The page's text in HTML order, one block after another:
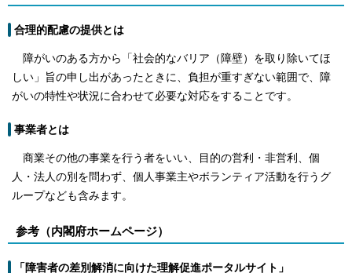
合理的配慮の提供とは
障がいのある方から「社会的なバリア（障壁）を取り除いてほ
しい」旨の申し出があったときに、負担が重すぎない範囲で、障
がいの特性や状況に合わせて必要な対応をすることです。
事業者とは
商業その他の事業を行う者をいい、目的の営利・非営利、個
人・法人の別を問わず、個人事業主やボランティア活動を行うグ
ループなども含みます。
参考（内閣府ホームページ）
「障害者の差別解消に向けた理解促進ポータルサイト」